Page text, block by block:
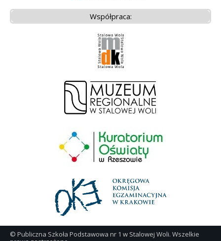
Współpraca:
© Publiczna Szkoła Podstawowa nr 1 w Stalowej Woli. Wszelkie